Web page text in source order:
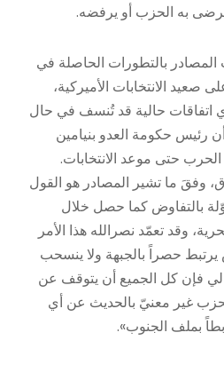
به الحزب أو يرفضه.
بالتطورات الحاصلة في
صعيد الانتخابات الأميركية،
اتفاقات حالية قد تُنسف في حال
أن رئيس حكومة العدو بنيامين
حتى موعد الانتخابات.
وفقَ ما تشير المصادر هو القول
بالتفاوض كما حصل خلال
وقد تعمّد نصرالله هذا الأمر
يرتبط حصراً بالجبهة ولا ينسحب
فإن كل الجميع أن يتوقف عن
غير معنيّ بالحديث عن أي
بملف الجنوب».